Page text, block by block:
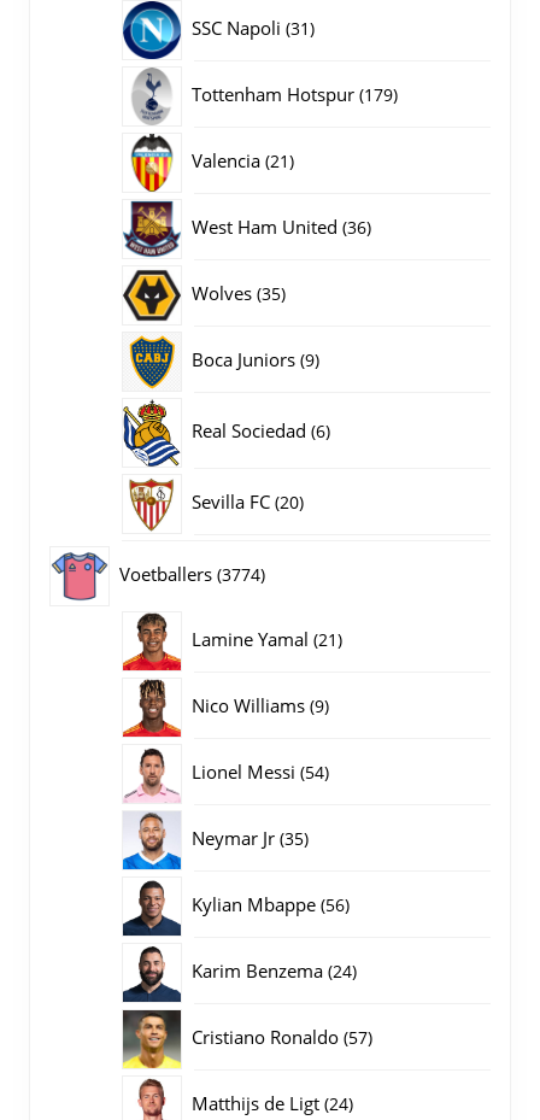
SSC Napoli 3131
Tottenham Hotspur 179179
Valencia 2121
West Ham United 3636
Wolves 3535
Boca Juniors 99
Real Sociedad 66
Sevilla FC 2020
Voetballers 37743774
Lamine Yamal 2121
Nico Williams 99
Lionel Messi 5454
Neymar Jr 3535
Kylian Mbappe 5656
Karim Benzema 2424
Cristiano Ronaldo 5757
Matthijs de Ligt 2424